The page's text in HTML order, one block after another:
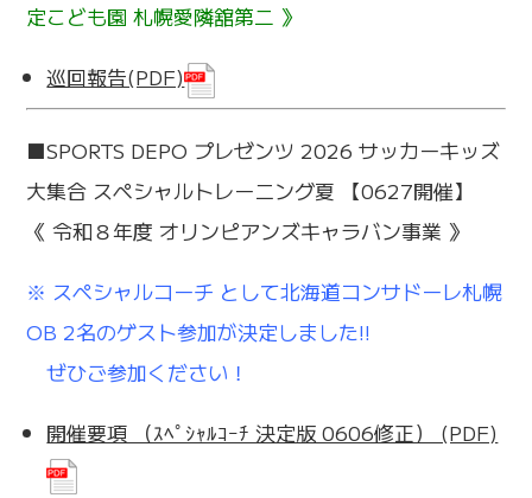
定こども園 札幌愛隣舘第二 》
巡回報告(PDF)
■SPORTS DEPO プレゼンツ 2026 サッカーキッズ
大集合 スペシャルトレーニング夏 【0627開催】
《 令和８年度 オリンピアンズキャラバン事業 》
※ スペシャルコーチ として北海道コンサドーレ札幌
OB 2名のゲスト参加が決定しました!!
ぜひご参加ください！
開催要項 （ｽﾍﾟｼｬﾙｺｰﾁ 決定版 0606修正） (PDF)